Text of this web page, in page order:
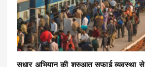
सुधार अभियान की शुरुआत सफाई व्यवस्था से